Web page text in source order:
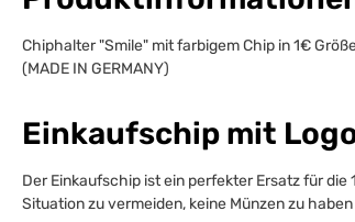
Chiphalter "Smile" mit farbigem Chip in 1€
(MADE IN GERMANY)
Einkaufschip mit
Der Einkaufschip ist ein perfekter Ersatz für
Situation zu vermeiden, keine Münzen zu